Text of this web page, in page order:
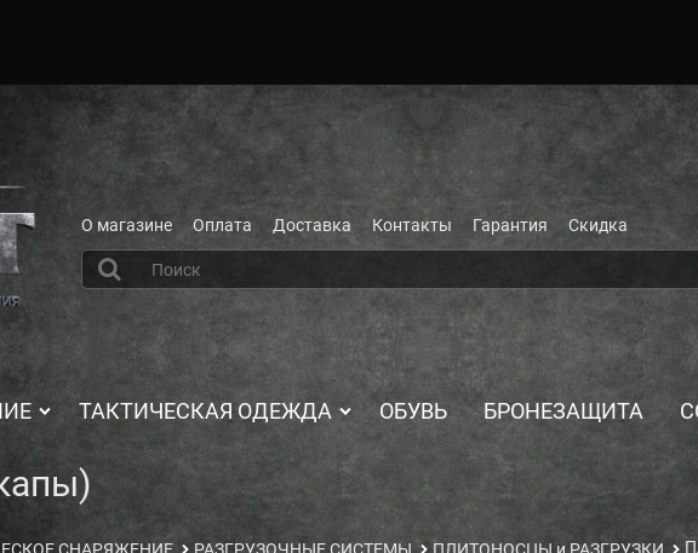
О магазине Оплата Доставка Контакты Гарантия Скидка
ТАКТИЧЕСКАЯ ОДЕЖДА ОБУВЬ БРОНЕЗАЩИТА
СНАРЯЖЕНИЕ РАЗГРУЗОЧНЫЕ СИСТЕМЫ ПЛИТОНОСЦЫ и РАЗГРУЗКИ